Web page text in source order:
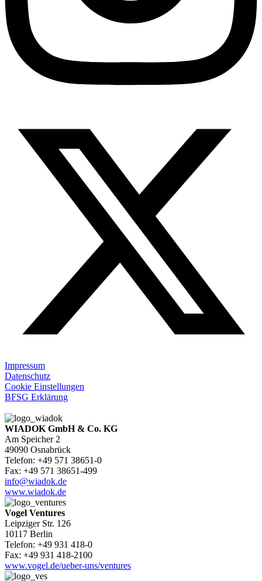
Impressum
Datenschutz
Cookie Einstellungen
BFSG Erklärung
WIADOK GmbH & Co. KG
Am Speicher 2
49090 Osnabrück
Telefon: +49 571 38651-0
Fax: +49 571 38651-499
info@wiadok.de
www.wiadok.de
Vogel Ventures
Leipziger Str. 126
10117 Berlin
Telefon: +49 931 418-0
Fax: +49 931 418-2100
www.vogel.de/ueber-uns/ventures